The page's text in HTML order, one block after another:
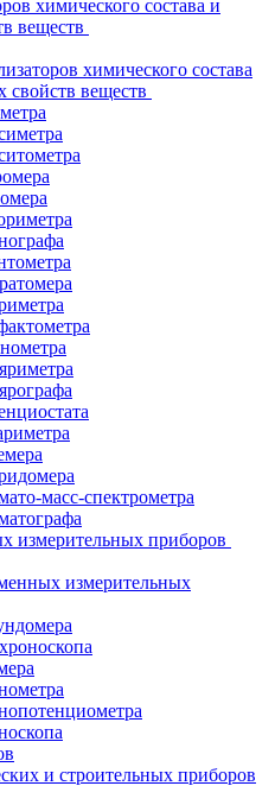
химического состава и
веществ
химического состава
свойств веществ
масс-спектрометра
измерительных приборов
измерительных
и строительных приборов